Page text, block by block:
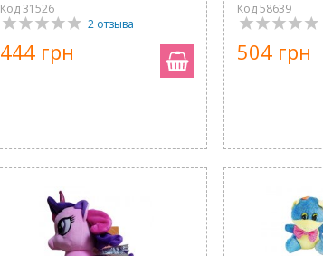
Код 31526
2 отзыва
444 грн
Код 58639
504 грн